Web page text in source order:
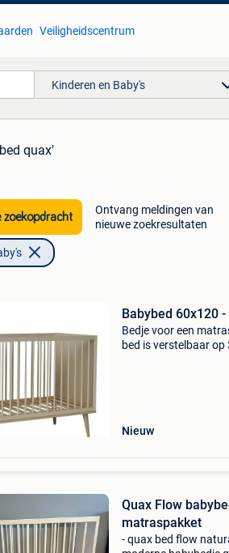
Veiligheidscentrum
Kinderen en Baby's
quax'
zoekopdracht
Ontvang meldingen van
nieuwe zoekresultaten
Babybed 60x120 -
Bedje voor een
bed is verstelbaar
Nieuw
Quax Flow
matraspakket
- quax bed flow